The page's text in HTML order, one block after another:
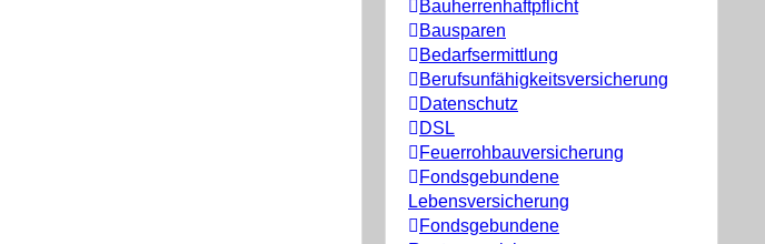
Bauherrenhaftpflicht
Bausparen
Bedarfsermittlung
Berufs­unfähigkeitsversicherung
Datenschutz
DSL
Feuerrohbauversicherung
Fondsgebundene
Lebensversicherung
Fondsgebundene